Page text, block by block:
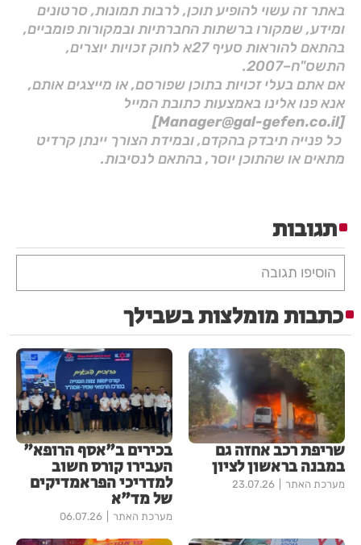
באתר זה עשוי להופיע תוכן, לרבות תמונות, סרטונים
ומידע, שמקורו ברשתות החברתיות ובמקורות פומביים,
בהתאם להוראות סעיף 27א לחוק זכויות יוצרים,
התשס"ח–2007.
אם אתם בעלי זכויות בתוכן שפורסם, או מייצגים אותם,
אנא פנו אלינו באמצעות כתובת המייל
[Manager@gal-gefen.co.il]
כל פנייה תיבדק בהקדם, ובמידת הצורך יינתן קרדיט
מתאים או שהתוכן יוסר, בהתאם לנסיבות.
תגובות
הוסיפו תגובה
כתבות מומלצות בשבילך
שריפת רכב אחזה גם
במבנה בראשון לציון
מערכת האתר 23.07.26
בכירים ב"אסף הרופא"
העבירו קורס חשוב
למדריכי הפראמדיקים
של מד"א
מערכת האתר 06.07.26